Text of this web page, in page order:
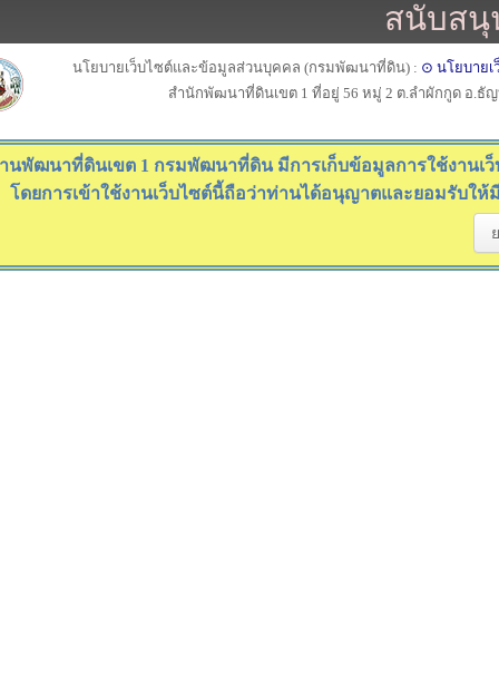
สนับสนุ
นโยบายเว็บไซต์และข้อมูลส่วนบุคคล (กรมพัฒนาที่ดิน) : ⊙ นโยบายเ
สำนักพัฒนาที่ดินเขต 1 ที่อยู่ 56 หมู่ 2 ต.ลำผักกูด อ.ธั
นพัฒนาที่ดินเขต 1 กรมพัฒนาที่ดิน มีการเก็บข้อมูลการใช้งานเ
โดยการเข้าใช้งานเว็บไซต์นี้ถือว่าท่านได้อนุญาตและยอมรับ